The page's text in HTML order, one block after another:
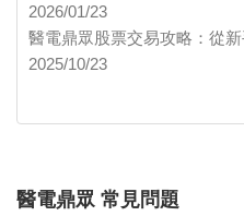
2026/01/23
醫電鼎眾股票交易攻略：從
2025/10/23
醫電鼎眾 常見問題